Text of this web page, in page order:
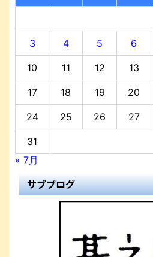
3 4 5 6
10 11 12 13
17 18 19 20
24 25 26 27
31
« 7月
サブブログ